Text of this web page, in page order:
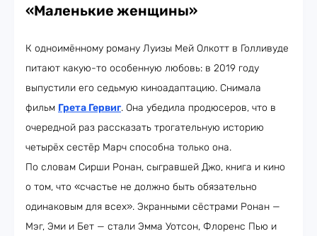
«Маленькие женщины»
К одноимённому роману Луизы Мей Олкотт в Голливуде
питают какую-то особенную любовь: в 2019 году
выпустили его седьмую киноадаптацию. Снимала
фильм Грета Гервиг. Она убедила продюсеров, что в
очередной раз рассказать трогательную историю
четырёх сестёр Марч способна только она.
По словам Сирши Ронан, сыгравшей Джо, книга и кино
о том, что «счастье не должно быть обязательно
одинаковым для всех». Экранными сёстрами Ронан —
Мэг, Эми и Бет — стали Эмма Уотсон, Флоренс Пью и